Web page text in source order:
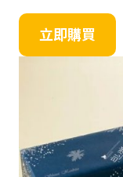
立即購買